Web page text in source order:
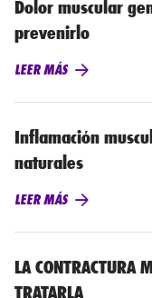
Dolor muscular
prevenirlo
LEER MÁS
Inflamación
naturales
LEER MÁS
LA CONTRACTURA
TRATARLA